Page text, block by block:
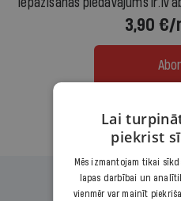
3,90 €/
Citas abonēšanas
Lai
piekrist
Mēs izmantojam tikai
lapas darbībai un
vienmēr var mainīt